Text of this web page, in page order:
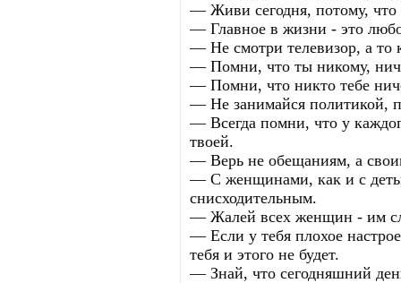
— Живи сегодня, потому, что
— Главное в жизни - это
— Не смотри телевизор, а то
— Помни, что ты никому,
— Помни, что никто тебе
— Не занимайся политикой,
— Всегда помни, что у
твоей.
— Верь не обещаниям, а
— С женщинами, как и с
снисходительным.
— Жалей всех женщин - им
— Если у тебя плохое
тебя и этого не будет.
— Знай, что сегодняшний